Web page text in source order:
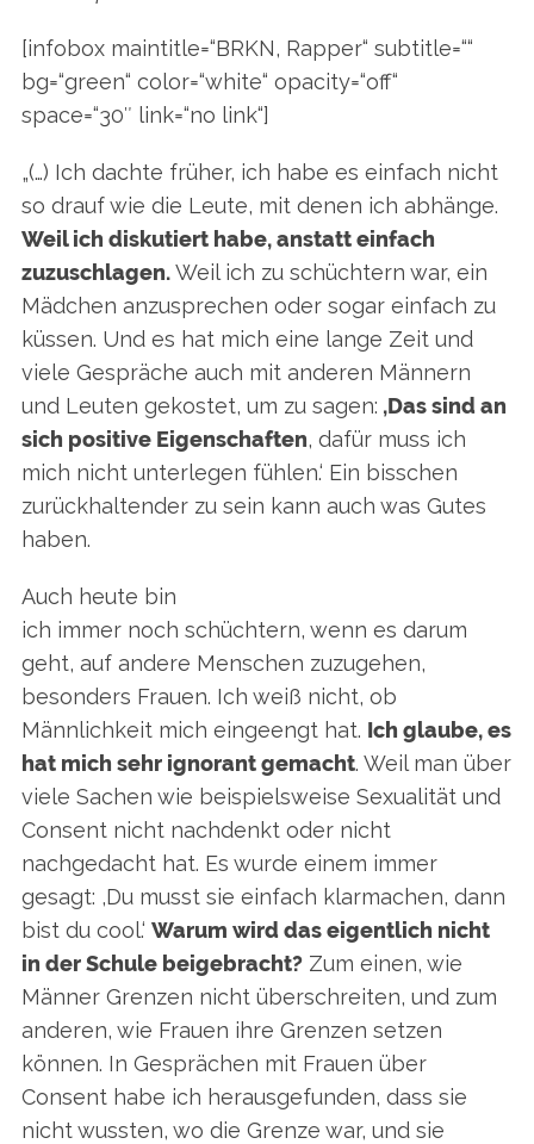
[infobox maintitle=“BRKN, Rapper“ subtitle=““
bg=“green“ color=“white“ opacity=“off“
space=“30″ link=“no link“]
„(…) Ich dachte früher, ich habe es einfach nicht
so drauf wie die Leute, mit denen ich abhänge.
Weil ich diskutiert habe, anstatt einfach
zuzuschlagen.Weil ich zu schüchtern war, ein
Mädchen anzusprechen oder sogar einfach zu
küssen. Und es hat mich eine lange Zeit und
viele Gespräche auch mit anderen Männern
und Leuten gekostet, um zu sagen: ,Das sind an
sich positive Eigenschaften, dafür muss ich
mich nicht unterlegen fühlen.‘ Ein bisschen
zurückhaltender zu sein kann auch was Gutes
haben.
Auch heute bin
ich immer noch schüchtern, wenn es darum
geht, auf andere Menschen zuzugehen,
besonders Frauen. Ich weiß nicht, ob
Männlichkeit mich eingeengt hat. Ich glaube, es
hat mich sehr ignorant gemacht. Weil man über
viele Sachen wie beispielsweise Sexualität und
Consent nicht nachdenkt oder nicht
nachgedacht hat. Es wurde einem immer
gesagt: ,Du musst sie einfach klarmachen, dann
bist du cool.‘ Warum wird das eigentlich nicht
in der Schule beigebracht?Zum einen, wie
Männer Grenzen nicht überschreiten, und zum
anderen, wie Frauen ihre Grenzen setzen
können. In Gesprächen mit Frauen über
Consent habe ich herausgefunden, dass sie
nicht wussten, wo die Grenze war, und sie
S
e
a
r
c
h
f
r
: